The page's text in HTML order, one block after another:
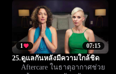
เปิดใจ เพิ่มความสนุกและ
แรงดึงดูดให้ช่วงเวลาใกล้ชิด
ของคุณ
07:15
1
25.ดูแลกันหลังมีความใกล้ชิด
Aftercare ในธาตุอากาศช่วย